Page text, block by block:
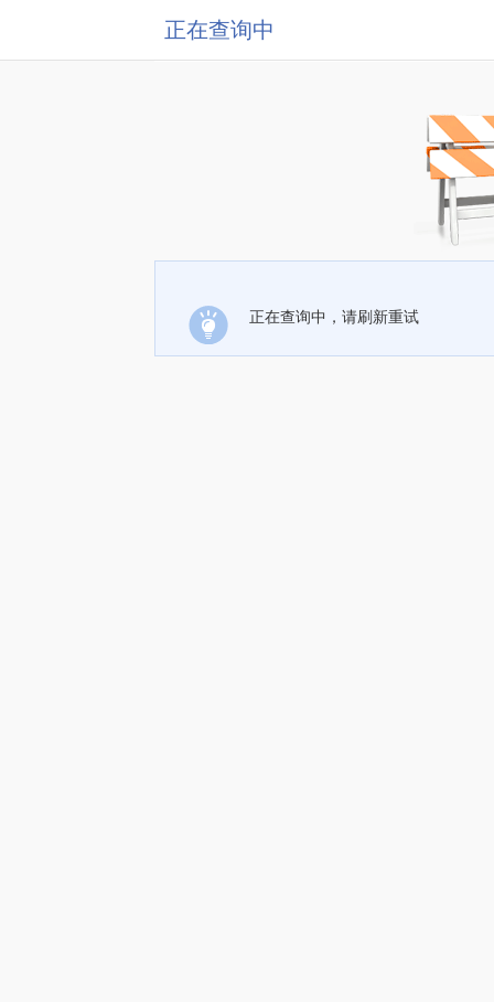
正在查询中
正在查询中，请刷新重试